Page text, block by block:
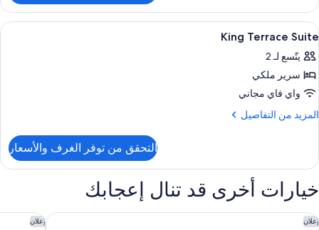
جناح
كلوب
استعراض
جميع
صور
King
Terrace
Suite
أغطية فراش متميزة وأسرّة بطبقة علوية
6
King Terrace Suite
يتّسع لـ 2
سرير ملكي
واي فاي مجاني
المزيد من التفاصيل
المزيد
King
Terrace
Suite
التحقق من توفر الغرف والأسعار
خيارات أخرى قد تنال إعجابك
إعلان
إيليت جولد كوست إعلان
كوميرا